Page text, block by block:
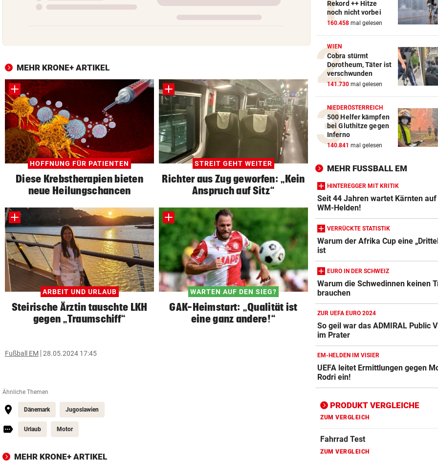
MEHR KRONE+ ARTIKEL
HOFFNUNG FÜR PATIENTEN
Diese Krebstherapien bieten
neue Heilungschancen
STREIT GEHT WEITER
Richter aus Zug geworfen: „Kein
Anspruch auf Sitz“
ARBEIT UND URLAUB
Steirische Ärztin tauschte LKH
gegen „Traumschiff“
WARTEN AUF DEN SIEG?
GAK-Heimstart: „Qualität ist
eine ganz andere!“
Fußball EM 28.05.2024 17:45
Ähnliche Themen
Dänemark Jugoslawien
Urlaub Motor
MEHR KRONE+ ARTIKEL
Rekord ++ Hitze
noch nicht vorbei
160.458 mal gelesen
WIEN
Cobra stürmt
Dorotheum, Täter ist
verschwunden
141.730 mal gelesen
NIEDERÖSTERREICH
500 Helfer kämpfen
bei Gluthitze gegen
Inferno
140.841 mal gelesen
MEHR FUSSBALL EM
HINTEREGGER MIT KRITIK
Seit 44 Jahren wartet Kärnten
WM-Helden!
VERRÜCKTE STATISTIK
Warum der Afrika Cup eine
ist
EURO IN DER SCHWEIZ
Warum die Schwedinnen keinen
brauchen
ZUR UEFA EURO 2024
So geil war das ADMIRAL Public
im Prater
EM-HELDEN IM VISIER
UEFA leitet Ermittlungen gegen
Rodri ein!
PRODUKT VERGLEICHE
Action-Cam Vergleich
Crosstrainer Vergleich
E-Bike Vergleich
ZUM VERGLEICH
Elektro-Scooter Vergleich
ZUM VERGLEICH
Ergometer Vergleich
ZUM VERGLEICH
ZUM VERGLEICH